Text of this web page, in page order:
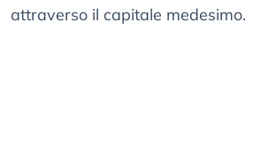
attraverso il capitale medesimo.